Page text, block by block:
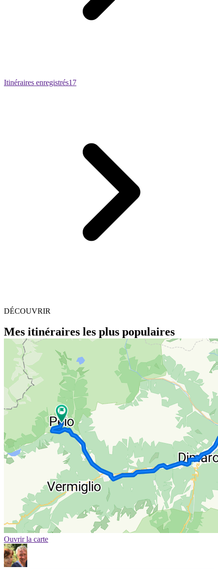
Itinéraires enregistrés17
DÉCOUVRIR
Mes itinéraires les plus populaires
Ouvrir la carte